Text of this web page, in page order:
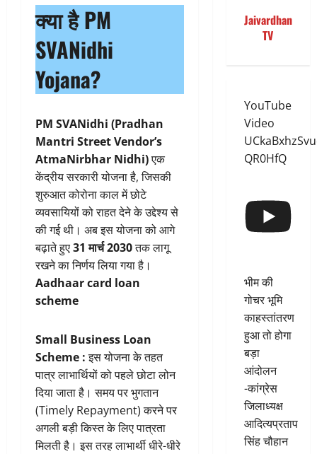
क्या है PM
SVANidhi
Yojana?
PM SVANidhi (Pradhan
Mantri Street Vendor’s
AtmaNirbhar Nidhi)एक
केंद्रीय सरकारी योजना है, जिसकी
शुरुआत कोरोना काल में छोटे
व्यवसायियों को राहत देने के उद्देश्य से
की गई थी। अब इस योजना को आगे
बढ़ाते हुए31 मार्च 2030तक लागू
रखने का निर्णय लिया गया है।
Aadhaar card loan
scheme
Small Business Loan
Scheme :इस योजना के तहत
पात्र लाभार्थियों को पहले छोटा लोन
दिया जाता है। समय पर भुगतान
(Timely Repayment) करने पर
अगली बड़ी किस्त के लिए पात्रता
मिलती है। इस तरह लाभार्थी धीरे-धीरे
Jaivardhan
TV
YouTube
Video
QR0HfQ
भीम की
गोचर भूमि
काहस्तांतरण
हुआ तो होगा
बड़ा
आंदोलन
-कांग्रेस
जिलाध्यक्ष
आदित्यप्रताप
सिंह चौहान